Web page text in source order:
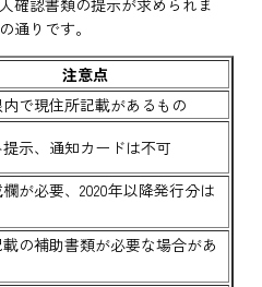
確認書類の提示が求められま
通りです。
注意点
で現住所記載があるもの
示、通知カードは不可
が必要、2020年以降発行分は
の補助書類が必要な場合があ